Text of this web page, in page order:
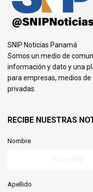
SNIP Noticias Panamá
Somos un medio de
información y dato y una
para empresas, medios
privadas.
RECIBE NUESTRAS
Nombre
Apellido